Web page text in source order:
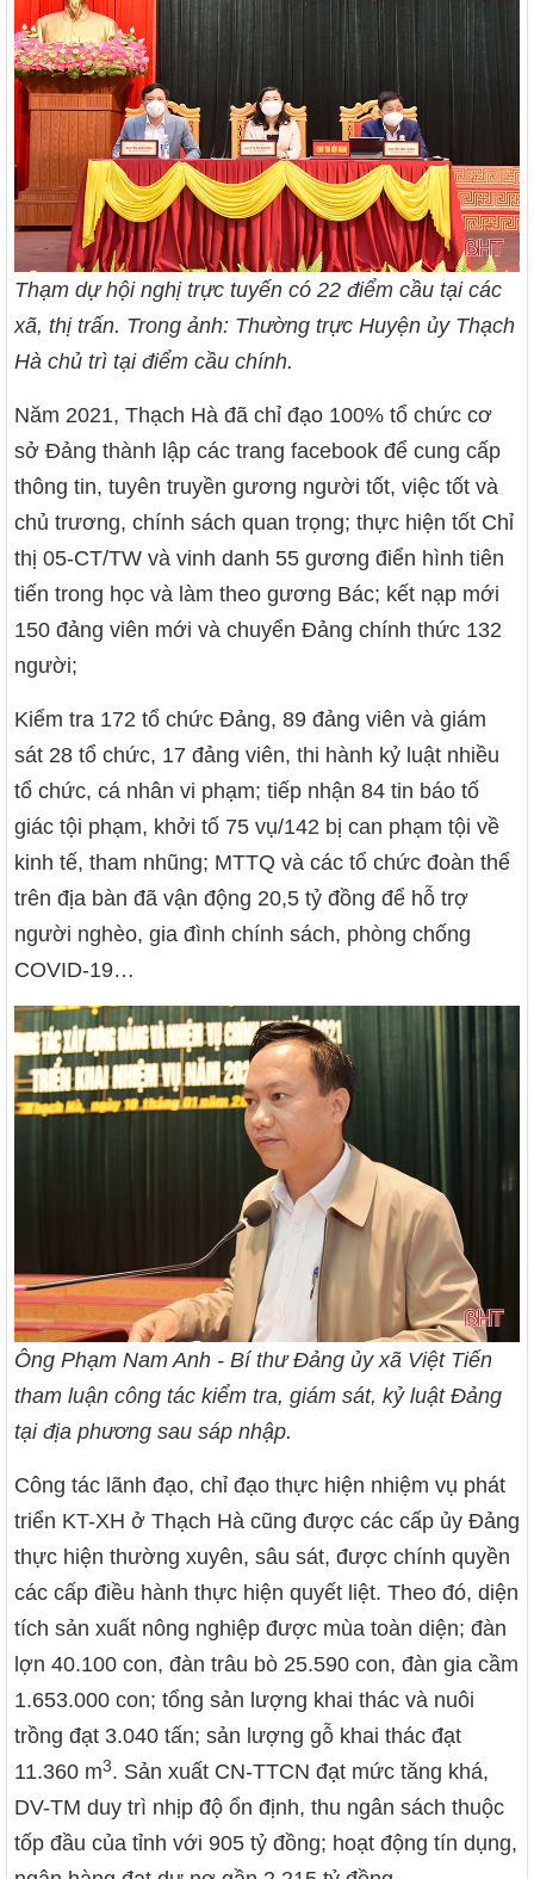
Thạm dự hội nghị trực tuyến có 22 điểm cầu tại các
xã, thị trấn. Trong ảnh: Thường trực Huyện ủy Thạch
Hà chủ trì tại điểm cầu chính.
Năm 2021, Thạch Hà đã chỉ đạo 100% tổ chức cơ
sở Đảng thành lập các trang facebook để cung cấp
thông tin, tuyên truyền gương người tốt, việc tốt và
chủ trương, chính sách quan trọng; thực hiện tốt Chỉ
thị 05-CT/TW và vinh danh 55 gương điển hình tiên
tiến trong học và làm theo gương Bác; kết nạp mới
150 đảng viên mới và chuyển Đảng chính thức 132
người;
Kiểm tra 172 tổ chức Đảng, 89 đảng viên và giám
sát 28 tổ chức, 17 đảng viên, thi hành kỷ luật nhiều
tổ chức, cá nhân vi phạm; tiếp nhận 84 tin báo tố
giác tội phạm, khởi tố 75 vụ/142 bị can phạm tội về
kinh tế, tham nhũng; MTTQ và các tổ chức đoàn thể
trên địa bàn đã vận động 20,5 tỷ đồng để hỗ trợ
người nghèo, gia đình chính sách, phòng chống
COVID-19…
Ông Phạm Nam Anh - Bí thư Đảng ủy xã Việt Tiến
tham luận công tác kiểm tra, giám sát, kỷ luật Đảng
tại địa phương sau sáp nhập.
Công tác lãnh đạo, chỉ đạo thực hiện nhiệm vụ phát
triển KT-XH ở Thạch Hà cũng được các cấp ủy Đảng
thực hiện thường xuyên, sâu sát, được chính quyền
các cấp điều hành thực hiện quyết liệt. Theo đó, diện
tích sản xuất nông nghiệp được mùa toàn diện; đàn
lợn 40.100 con, đàn trâu bò 25.590 con, đàn gia cầm
1.653.000 con; tổng sản lượng khai thác và nuôi
trồng đạt 3.040 tấn; sản lượng gỗ khai thác đạt
11.360 m3. Sản xuất CN-TTCN đạt mức tăng khá,
DV-TM duy trì nhịp độ ổn định, thu ngân sách thuộc
tốp đầu của tỉnh với 905 tỷ đồng; hoạt động tín dụng,